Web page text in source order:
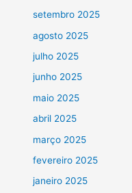
setembro 2025
agosto 2025
julho 2025
junho 2025
maio 2025
abril 2025
março 2025
fevereiro 2025
janeiro 2025